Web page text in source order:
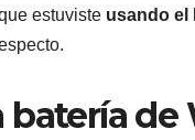
estuviste usando el
batería